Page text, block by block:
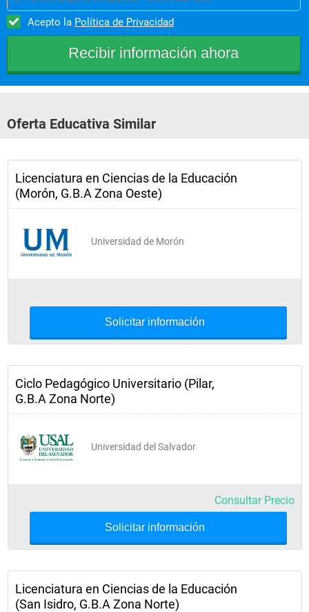
Acepto la Política de Privacidad
Oferta Educativa Similar
Licenciatura en Ciencias de la Educación
(Morón, G.B.A Zona Oeste)
Universidad de Morón
Solicitar información
Ciclo Pedagógico Universitario (Pilar,
G.B.A Zona Norte)
Universidad del Salvador
Consultar Precio
Solicitar información
Licenciatura en Ciencias de la Educación
(San Isidro, G.B.A Zona Norte)